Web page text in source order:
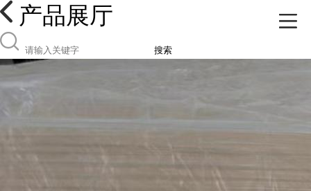
产品展厅
搜索